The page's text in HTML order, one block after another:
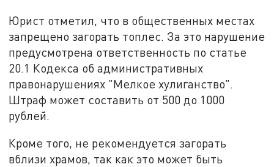
Юрист отметил, что в общественных местах
запрещено загорать топлес. За это нарушение
предусмотрена ответственность по статье
20.1 Кодекса об административных
правонарушениях "Мелкое хулиганство".
Штраф может составить от 500 до 1000
рублей.
Кроме того, не рекомендуется загорать
вблизи храмов, так как это может быть